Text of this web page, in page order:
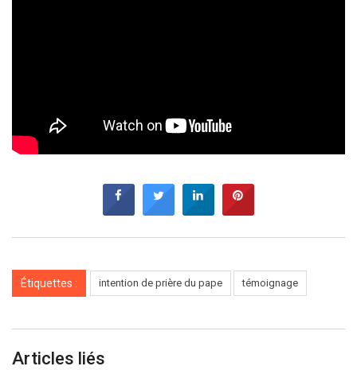
Étiquettes : intention de prière du pape témoignage
Articles liés